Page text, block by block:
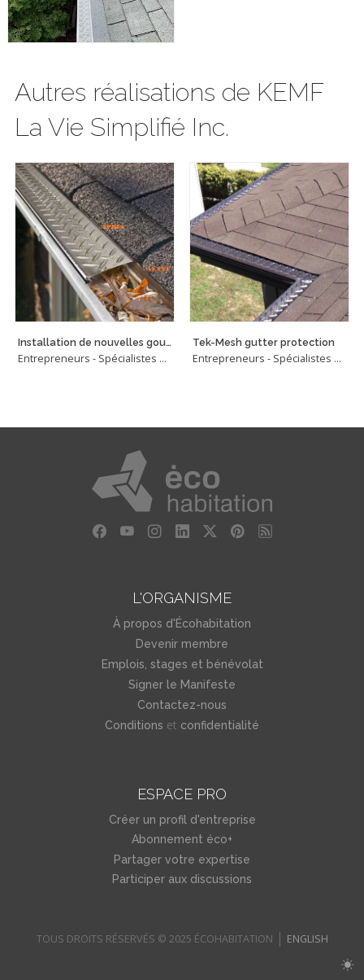
Autres réalisations de KEMF
La Vie Simplifié Inc.
Installation de nouvelles gouttières et protection gouttières.
Entrepreneurs - Spécialistes en gouttières
Tek-Mesh gutter protection
Entrepreneurs - Spécialistes en gouttières
L'ORGANISME
À propos d'Écohabitation
Devenir membre
Emplois, stages et bénévolat
Signer le Manifeste
Contactez-nous
Conditions et confidentialité
ESPACE PRO
Créer un profil d'entreprise
Abonnement éco+
Partager votre expertise
Participer aux discussions
TOUS DROITS RÉSERVÉS © 2025 ÉCOHABITATION ENGLISH